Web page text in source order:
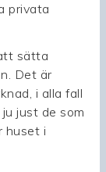
privata
sätta
Det är
i alla fall
just de som
huset i